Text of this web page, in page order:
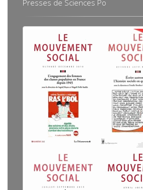
Presses de Sciences Po